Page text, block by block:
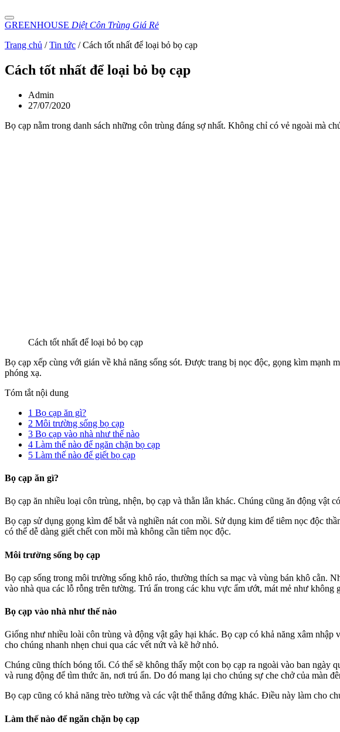
GREENHOUSE Diệt Côn Trùng Giá Rẻ
Trang chủ /Tin tức /Cách tốt nhất để loại bỏ bọ cạp
Cách tốt nhất để loại bỏ bọ cạp
Admin
27/07/2020
Bọ cạp nằm trong danh sách những côn trùng đáng sợ nhất. Không chỉ có vẻ ngoài mà
Cách tốt nhất để loại bỏ bọ cạp
Bọ cạp xếp cùng với gián về khả năng sống sót. Được trang bị nọc độc, gọng kìm mạnh
phóng xạ.
Tóm tắt nội dung
1 Bọ cạp ăn gì?
2 Môi trường sống bọ cạp
3 Bọ cạp vào nhà như thế nào
4 Làm thế nào để ngăn chặn bọ cạp
5 Làm thế nào để giết bọ cạp
Bọ cạp ăn gì?
Bọ cạp ăn nhiều loại côn trùng, nhện, bọ cạp và thằn lằn khác. Chúng cũng ăn động vật
Bọ cạp sử dụng gọng kìm để bắt và nghiền nát con mồi. Sử dụng kim để tiêm nọc độc
có thể dễ dàng giết chết con mồi mà không cần tiêm nọc độc.
Môi trường sống bọ cạp
Bọ cạp sống trong môi trường sống khô ráo, thường thích sa mạc và vùng bán khô cằn.
vào nhà qua các lỗ rỗng trên tường. Trú ẩn trong các khu vực ẩm ướt, mát mẻ như không
Bọ cạp vào nhà như thế nào
Giống như nhiều loài côn trùng và động vật gây hại khác. Bọ cạp có khả năng xâm
cho chúng nhanh nhẹn chui qua các vết nứt và kẽ hở nhỏ.
Chúng cũng thích bóng tối. Có thể sẽ không thấy một con bọ cạp ra ngoài vào ban
và rung động để tìm thức ăn, nơi trú ẩn. Do đó mang lại cho chúng sự che chở của màn
Bọ cạp cũng có khả năng trèo tường và các vật thể thẳng đứng khác. Điều này làm cho
Làm thế nào để ngăn chặn bọ cạp